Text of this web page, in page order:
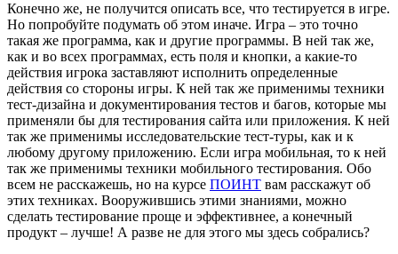
Конечно же, не получится описать все, что тестируется в игре.
Но попробуйте подумать об этом иначе. Игра – это точно
такая же программа, как и другие программы. В ней так же,
как и во всех программах, есть поля и кнопки, а какие-то
действия игрока заставляют исполнить определенные
действия со стороны игры. К ней так же применимы техники
тест-дизайна и документирования тестов и багов, которые мы
применяли бы для тестирования сайта или приложения. К ней
так же применимы исследовательские тест-туры, как и к
любому другому приложению. Если игра мобильная, то к ней
так же применимы техники мобильного тестирования. Обо
всем не расскажешь, но на курсе ПОИНТ вам расскажут об
этих техниках. Вооружившись этими знаниями, можно
сделать тестирование проще и эффективнее, а конечный
продукт – лучше! А разве не для этого мы здесь собрались?